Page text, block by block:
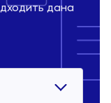
дана